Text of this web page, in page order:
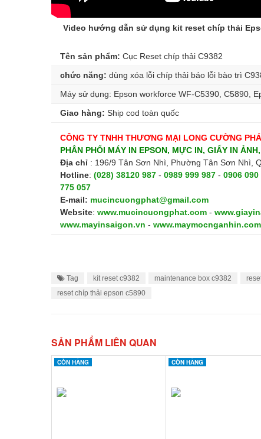
Video hướng dẫn sử dụng kit reset chíp thải
Tên sản phẩm: Cục Reset chíp thải C9382
chức năng: dùng xóa lỗi chíp thải báo lỗi bào trì
Máy sử dụng: Epson workforce WF-C5390, C5890,
Giao hàng: Ship cod toàn quốc
CÔNG TY TNHH THƯƠNG MẠI LONG CƯỜNG
PHÂN PHỐI MÁY IN EPSON, MỰC IN, GIẤY IN
Địa chỉ: 196/9 Tân Sơn Nhì, Phường Tân Sơn Nhì,
Hotline: (028) 38120 987 - 0989 999 987 - 0906 090
775 057
E-mail: mucincuongphat@gmail.com
Website: www.mucincuongphat.com-
www.mayinsaigon.vn - www.maymocnganhin.com
Tag kít reset c9382 maintenance box c9382
reset chíp thải epson c5890
SẢN PHẨM LIÊN QUAN
CÒN HÀNG
CÒN HÀNG CÒN HÀNG
CÒN HÀNG